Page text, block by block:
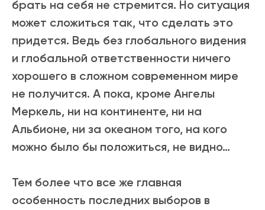
брать на себя не стремится. Но ситуация
может сложиться так, что сделать это
придется. Ведь без глобального видения
и глобальной ответственности ничего
хорошего в сложном современном мире
не получится. А пока, кроме Ангелы
Меркель, ни на континенте, ни на
Альбионе, ни за океаном того, на кого
можно было бы положиться, не видно…
Тем более что все же главная
особенность последних выборов в